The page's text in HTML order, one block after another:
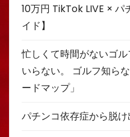
10万円 TikTok LIVE ×
イド】
忙しくて時間がないゴ
いらない。 ゴルフ知ら
ードマップ」
パチンコ依存症から脱